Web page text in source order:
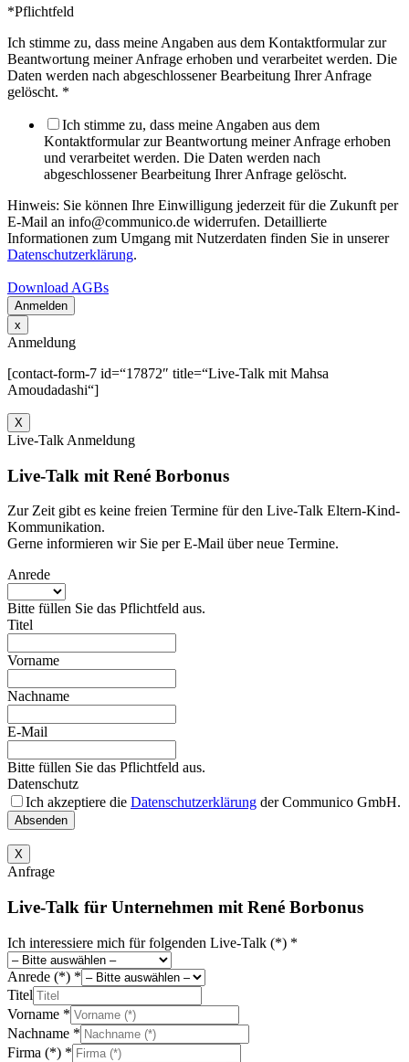
*Pflichtfeld
Ich stimme zu, dass meine Angaben aus dem Kontaktformular zur
Beantwortung meiner Anfrage erhoben und verarbeitet werden. Die
Daten werden nach abgeschlossener Bearbeitung Ihrer Anfrage
gelöscht. *
Ich stimme zu, dass meine Angaben aus dem
Kontaktformular zur Beantwortung meiner Anfrage erhoben
und verarbeitet werden. Die Daten werden nach
abgeschlossener Bearbeitung Ihrer Anfrage gelöscht.
Hinweis: Sie können Ihre Einwilligung jederzeit für die Zukunft per
E-Mail an info@communico.de widerrufen. Detaillierte
Informationen zum Umgang mit Nutzerdaten finden Sie in unserer
Datenschutzerklärung.
Download AGBs
Anmelden
x
Anmeldung
[contact-form-7 id=“17872″ title=“Live-Talk mit Mahsa
Amoudadashi“]
X
Live-Talk Anmeldung
Live-Talk mit René Borbonus
Zur Zeit gibt es keine freien Termine für den Live-Talk Eltern-Kind-
Kommunikation.
Gerne informieren wir Sie per E-Mail über neue Termine.
Anrede
Bitte füllen Sie das Pflichtfeld aus.
Titel
Vorname
Nachname
E-Mail
Bitte füllen Sie das Pflichtfeld aus.
Datenschutz
Ich akzeptiere die Datenschutzerklärung der Communico GmbH.
Absenden
X
Anfrage
Live-Talk für Unternehmen mit René Borbonus
Ich interessiere mich für folgenden Live-Talk (*) *
Anrede (*) *
Titel
Vorname *
Nachname *
Firma (*) *